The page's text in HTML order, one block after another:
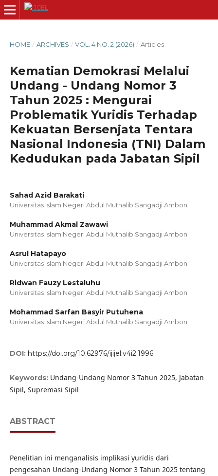
HOME / ARCHIVES / VOL. 4 NO. 2 (2026) / Articles
Kematian Demokrasi Melalui
Undang - Undang Nomor 3
Tahun 2025 : Mengurai
Problematik Yuridis Terhadap
Kekuatan Bersenjata Tentara
Nasional Indonesia (TNI) Dalam
Kedudukan pada Jabatan Sipil
Sahad Azid Barakati
Universitas Islam Negeri Abdul Muthalib Sangadji Ambon
Muhammad Akmal Zawawi
Universitas Islam Negeri Abdul Muthalib Sangadji Ambon
Asrul Hatapayo
Universitas Islam Negeri Abdul Muthalib Sangadji Ambon
Ridwan Fauzy Lestaluhu
Universitas Islam Negeri Abdul Muthalib Sangadji Ambon
Mohammad Sarfan Basyir Putuhena
Universitas Islam Negeri Abdul Muthalib Sangadji Ambon
DOI: https://doi.org/10.62976/ijijel.v4i2.1996
Keywords: Undang-Undang Nomor 3 Tahun 2025, Jabatan
Sipil, Supremasi Sipil
ABSTRACT
Penelitian ini menganalisis implikasi yuridis dari
pengesahan Undang-Undang Nomor 3 Tahun 2025 tentang